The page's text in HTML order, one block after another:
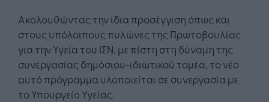
Ακολουθώντας την ίδια προσέγγιση όπως και
στους υπόλοιπους πυλώνες της Πρωτοβουλίας
για την Υγεία του ΙΣΝ, με πίστη στη δύναμη της
συνεργασίας δημόσιου-ιδιωτικού τομέα, το νέο
αυτό πρόγραμμα υλοποιείται σε συνεργασία με
το Υπουργείο Υγείας.